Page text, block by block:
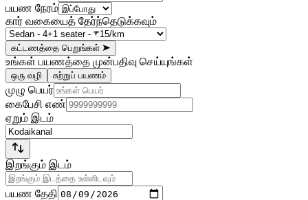
பயண நேரம்
கார் வகையைத் தேர்ந்தெடுக்கவும்
கட்டணத்தை பெறுங்கள் ➤
உங்கள் பயணத்தை முன்பதிவு செய்யுங்கள்
ஒரு வழி சுற்றுப் பயணம்
முழு பெயர்
கைபேசி எண்
ஏறும் இடம்
இறங்கும் இடம்
பயண தேதி